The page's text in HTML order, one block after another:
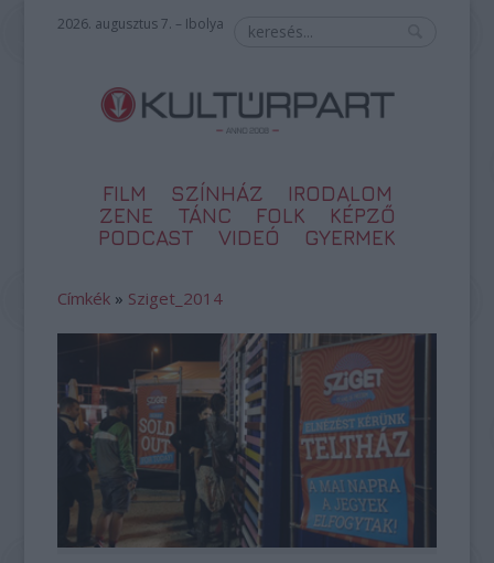
2026. augusztus 7. – Ibolya
FILM SZÍNHÁZ
IRODALOM
ZENE
TÁNC FOLK
KÉPZŐ
PODCAST
VIDEÓ GYERMEK
Címkék » Sziget_2014